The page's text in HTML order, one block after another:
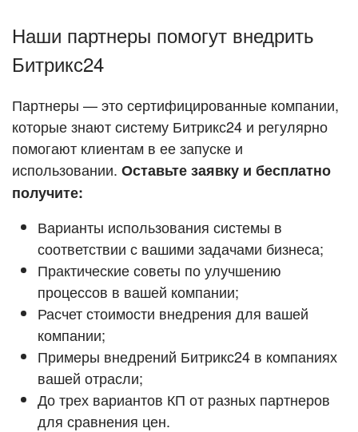
ПОДДЕРЖКА
ВХОД
ВХОД
Стать партнёром
Кейсы партнёров
Смотреть видеокейсы
Наши партнеры помогут внедрить
Битрикс24
Партнеры — это сертифицированные компании,
которые знают систему Битрикс24 и регулярно
помогают клиентам в ее запуске и
использовании. Оставьте заявку и бесплатно
получите:
Варианты использования системы в
соответствии с вашими задачами бизнеса;
Практические советы по улучшению
процессов в вашей компании;
Расчет стоимости внедрения для вашей
компании;
Примеры внедрений Битрикс24 в компаниях
вашей отрасли;
До трех вариантов КП от разных партнеров
для сравнения цен.